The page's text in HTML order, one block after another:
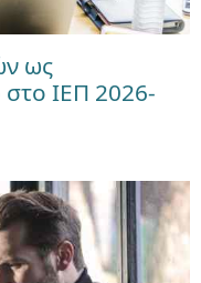
ως
ΙΕΠ 2026-